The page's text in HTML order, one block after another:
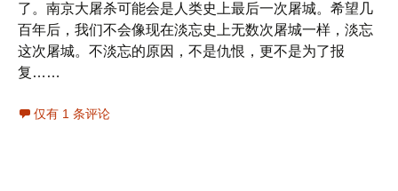
了。南京大屠杀可能会是人类史上最后一次屠城。希望几
百年后，我们不会像现在淡忘史上无数次屠城一样，淡忘
这次屠城。不淡忘的原因，不是仇恨，更不是为了报
复……
仅有 1 条评论